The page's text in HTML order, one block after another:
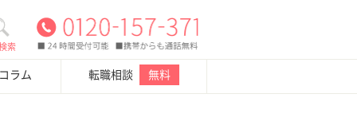
索
ラム 転職相談 無料